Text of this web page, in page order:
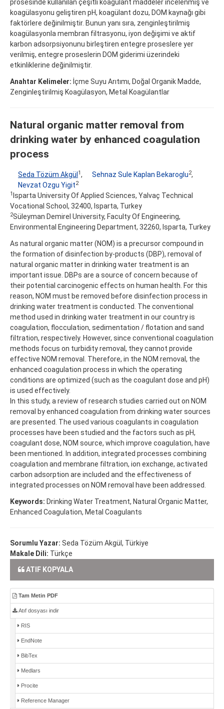
prosesinde kullanılan çeşitli koagülant maddeler incelenmiş ve
koagülasyonu geliştiren pH, koagülant dozu, DOM kaynağı gibi
faktörlere değinilmiştir. Bunun yanı sıra, zenginleştirilmiş
koagülasyonla membran filtrasyonu, iyon değişimi ve aktif
karbon adsorpsiyonunu birleştiren entegre proseslere yer
verilmiş, entegre proseslerin DOM giderimi üzerindeki
etkinliklerine değinilmiştir.
Anahtar Kelimeler: İçme Suyu Arıtımı, Doğal Organik Madde,
Zenginleştirilmiş Koagülasyon, Metal Koagülantlar
Natural organic matter removal from
drinking water by enhanced coagulation
process
Seda Tözüm Akgül 1, Sehnaz Sule Kaplan Bekaroglu2,
Nevzat Ozgu Yigit2
1 Isparta University Of Applied Sciences, Yalvaç Technical
Vocational School, 32400, Isparta, Turkey
2Süleyman Demirel University, Faculty Of Engineering,
Environmental Engineering Department, 32260, Isparta, Turkey
As natural organic matter (NOM) is a precursor compound in
the formation of disinfection by-products (DBP), removal of
natural organic matter in drinking water treatment is an
important issue. DBPs are a source of concern because of
their potential carcinogenic effects on human health. For this
reason, NOM must be removed before disinfection process in
drinking water treatment is conducted. The conventional
method used in drinking water treatment in our country is
coagulation, flocculation, sedimentation / flotation and sand
filtration, respectively. However, since conventional coagulation
methods focus on turbidity removal, they cannot provide
effective NOM removal. Therefore, in the NOM removal, the
enhanced coagulation process in which the operating
conditions are optimized (such as the coagulant dose and pH)
is used effectively.
In this study, a review of research studies carried out on NOM
removal by enhanced coagulation from drinking water sources
are presented. The used various coagulants in coagulation
processes have been studied and the factors such as pH,
coagulant dose, NOM source, which improve coagulation, have
been mentioned. In addition, integrated processes combining
coagulation and membrane filtration, ion exchange, activated
carbon adsorption are included and the effectiveness of
integrated processes on NOM removal have been addressed.
Keywords: Drinking Water Treatment, Natural Organic Matter,
Enhanced Coagulation, Metal Coagulants
Sorumlu Yazar: Seda Tözüm Akgül, Türkiye
Makale Dili: Türkçe
ATIF KOPYALA
Tam Metin PDF
Atıf dosyası indir
RIS
EndNote
BibTex
Medlars
Procite
Reference Manager